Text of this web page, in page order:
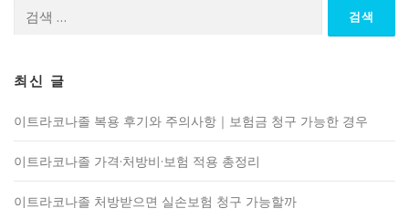
최신 글
이트라코나졸 복용 후기와 주의사항｜보험금 청구 가능한 경우
이트라코나졸 가격·처방비·보험 적용 총정리
이트라코나졸 처방받으면 실손보험 청구 가능할까